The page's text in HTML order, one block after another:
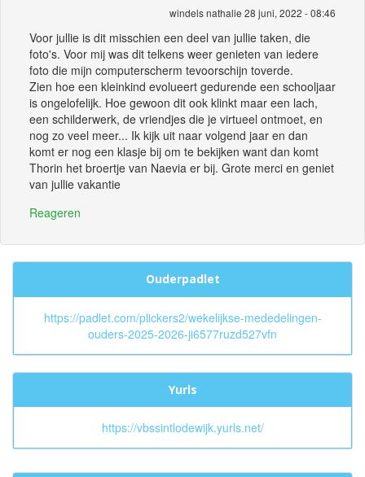
windels nathalie 28 juni, 2022 - 08:46
Voor jullie is dit misschien een deel van jullie taken, die
foto's. Voor mij was dit telkens weer genieten van iedere
foto die mijn computerscherm tevoorschijn toverde.
Zien hoe een kleinkind evolueert gedurende een schooljaar
is ongelofelijk. Hoe gewoon dit ook klinkt maar een lach,
een schilderwerk, de vriendjes die je virtueel ontmoet, en
nog zo veel meer... Ik kijk uit naar volgend jaar en dan
komt er nog een klasje bij om te bekijken want dan komt
Thorin het broertje van Naevia er bij. Grote merci en geniet
van jullie vakantie
Reageren
Ouderpadlet
https://padlet.com/plickers2/wekelijkse-mededelingen-
ouders-2025-2026-ji6577ruzd527vfn
Yurls
https://vbssintlodewijk.yurls.net/